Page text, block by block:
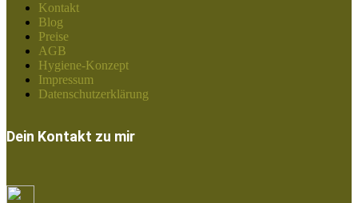
Kontakt
Blog
Preise
AGB
Hygiene-Konzept
Impressum
Datenschutzerklärung
Dein Kontakt zu mir